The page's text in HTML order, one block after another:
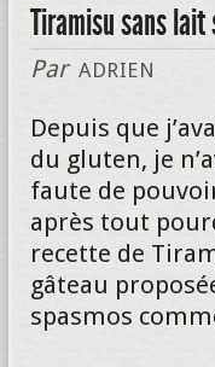
Tiramisu sans lait
Par ADRIEN
Depuis que
du gluten, je
faute de
après tout
recette de
gâteau
spasmos